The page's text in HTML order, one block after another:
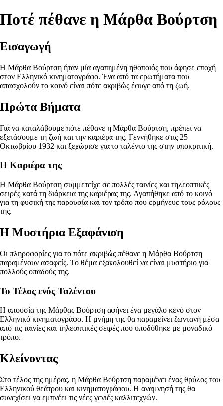
Ποτέ πέθανε η Μάρθα Βούρτση
Εισαγωγή
Η Μάρθα Βούρτση ήταν μία αγαπημένη ηθοποιός που άφησε εποχή
στον Ελληνικό κινηματογράφο. Ένα από τα ερωτήματα που
απασχολούν το κοινό είναι πότε ακριβώς έφυγε από τη ζωή.
Πρώτα Βήματα
Για να καταλάβουμε πότε πέθανε η Μάρθα Βούρτση, πρέπει να
εξετάσουμε τη ζωή και την καριέρα της. Γεννήθηκε στις 25
Οκτωβρίου 1932 και ξεχώρισε για το ταλέντο της στην υποκριτική.
Η Καριέρα της
Η Μάρθα Βούρτση συμμετείχε σε πολλές ταινίες και τηλεοπτικές
σειρές κατά τη διάρκεια της καριέρας της. Αγαπήθηκε από το κοινό
για τη φυσική της παρουσία και τον τρόπο που ερμήνευε τους ρόλους
της.
Η Μυστήρια Εξαφάνιση
Οι πληροφορίες για το πότε ακριβώς πέθανε η Μάρθα Βούρτση
παραμένουν ασαφείς. Το θέμα εξακολουθεί να είναι μυστήριο για
πολλούς οπαδούς της.
Το Τέλος ενός Ταλέντου
Η απουσία της Μάρθας Βούρτση αφήνει ένα μεγάλο κενό στον
Ελληνικό κινηματογράφο. Η μνήμη της θα παραμείνει ζωντανή μέσα
από τις ταινίες και τηλεοπτικές σειρές που υποδύθηκε με μοναδικό
τρόπο.
Κλείνοντας
Στο τέλος της ημέρας, η Μάρθα Βούρτση παραμένει ένας θρύλος του
Ελληνικού θεάτρου και κινηματογράφου. Η αναμνησή της θα
συνεχίσει να εμπνέει τις νέες γενιές καλλιτεχνών.